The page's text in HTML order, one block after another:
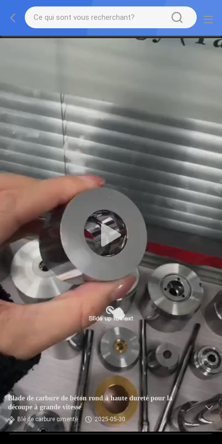
Blade de carbure de béton rond à haute dureté pour la
découpe à grande vitesse
Blé de carbure cimenté 2025-05-30